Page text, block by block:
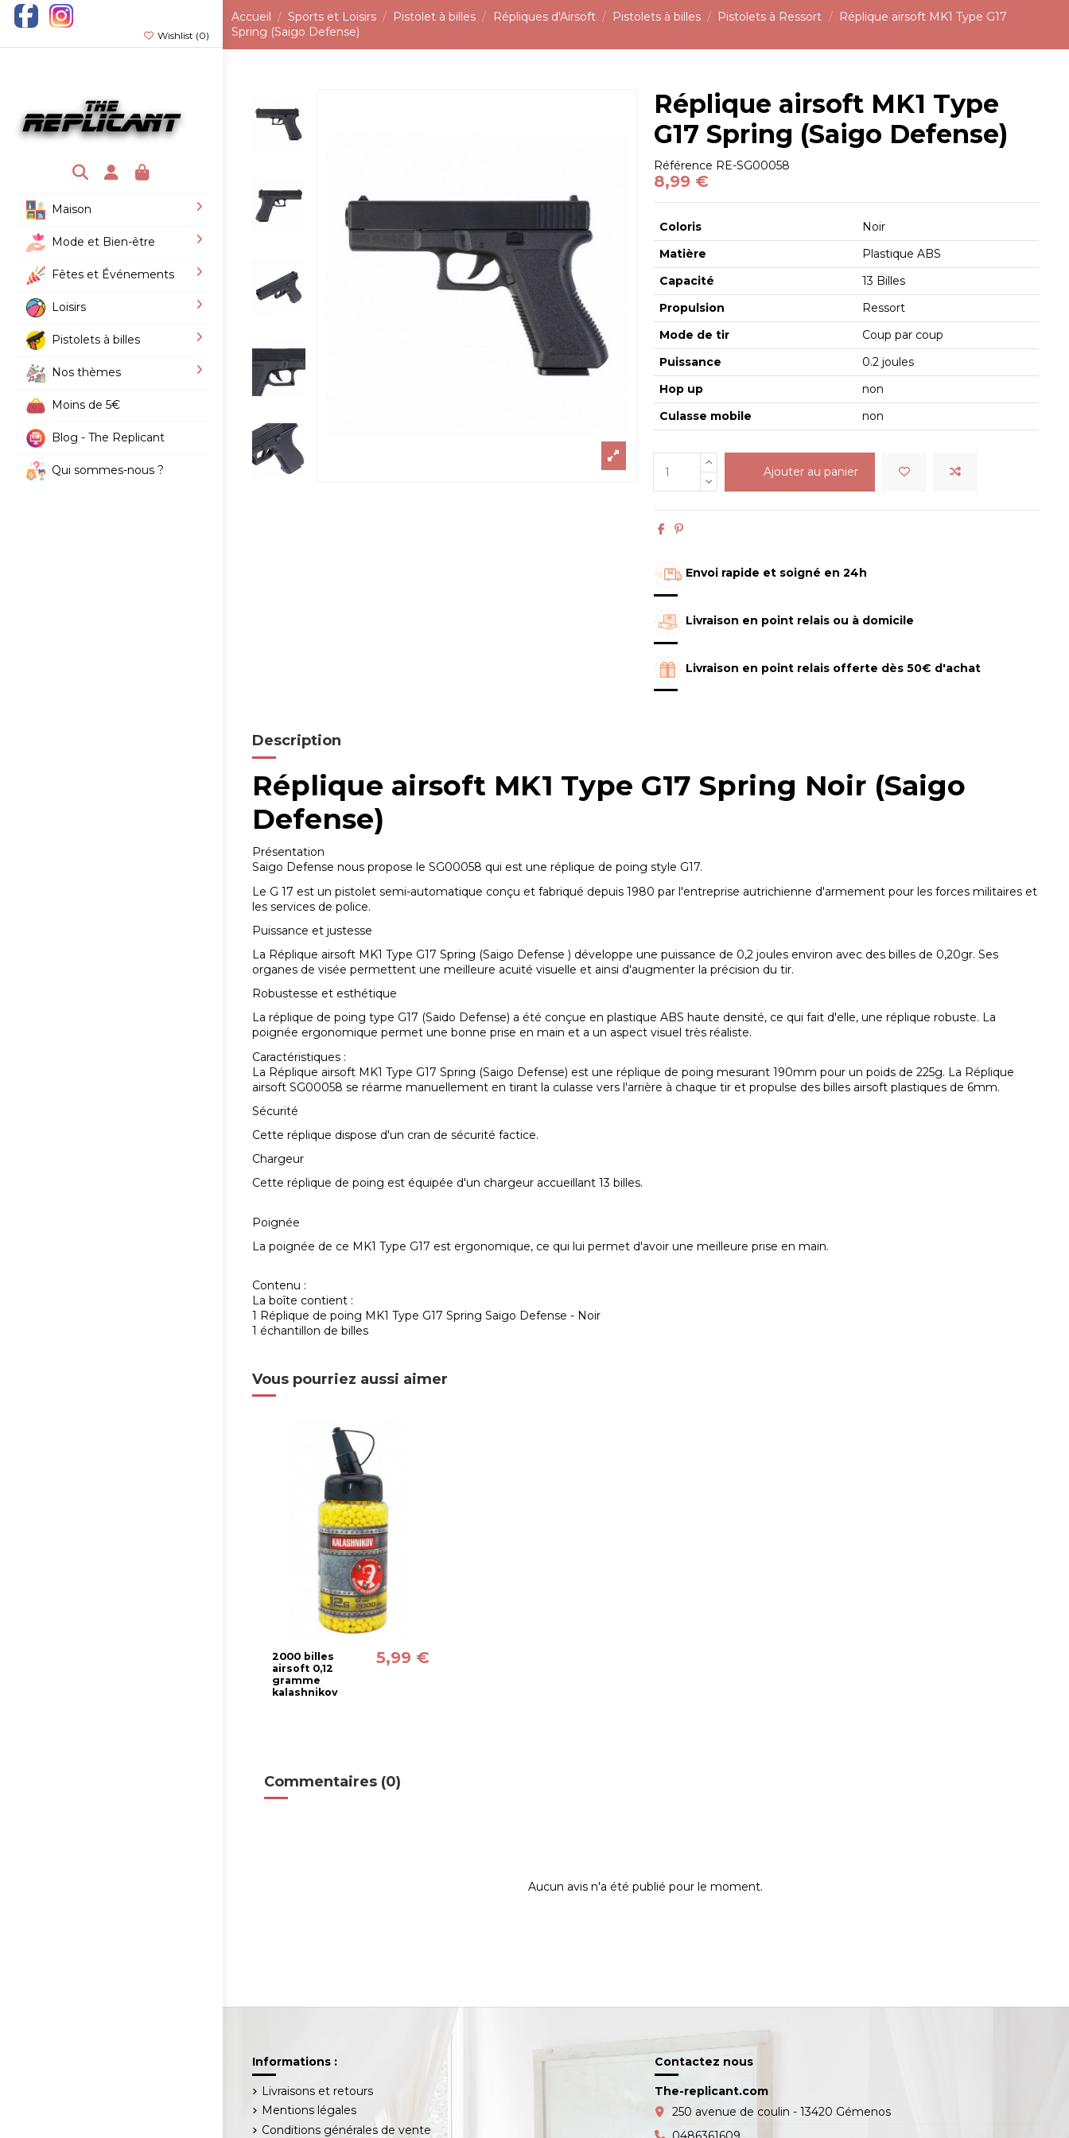
Wishlist (0)
Maison
Mode et Bien-être
Fêtes et Événements
Loisirs
Pistolets à billes
Nos thèmes
Moins de 5€
Blog - The Replicant
Qui sommes-nous ?
Accueil Sports et Loisirs Pistolet à billes Répliques d'Airsoft Pistolets à billes Pistolets à Ressort
Réplique airsoft MK1 Type G17
Spring (Saigo Defense)
Réplique airsoft MK1 Type
G17 Spring (Saigo Defense)
Référence RE-SG00058
8,99 €
Coloris
Noir
Matière
Plastique ABS
Capacité
13 Billes
Propulsion
Ressort
Mode de tir
Coup par coup
Puissance
0.2 joules
Hop up
non
Culasse mobile
non
Ajouter au panier
Envoi rapide et soigné en 24h
Livraison en point relais ou à domicile
Livraison en point relais offerte dès 50€ d'achat
Description
Réplique airsoft MK1 Type G17 Spring Noir (Saigo
Defense)
Présentation
Saigo Defense nous propose le SG00058 qui est une réplique de poing style G17.
Le G 17 est un pistolet semi-automatique conçu et fabriqué depuis 1980 par l'entreprise autrichienne d'armement pour les forces militaires et
les services de police.
Puissance et justesse
La Réplique airsoft MK1 Type G17 Spring (Saigo Defense ) développe une puissance de 0,2 joules environ avec des billes de 0,20gr. Ses
organes de visée permettent une meilleure acuité visuelle et ainsi d'augmenter la précision du tir.
Robustesse et esthétique
La réplique de poing type G17 (Saido Defense) a été conçue en plastique ABS haute densité, ce qui fait d'elle, une réplique robuste. La
poignée ergonomique permet une bonne prise en main et a un aspect visuel très réaliste.
Caractéristiques :
La Réplique airsoft MK1 Type G17 Spring (Saigo Defense) est une réplique de poing mesurant 190mm pour un poids de 225g. La Réplique
airsoft SG00058 se réarme manuellement en tirant la culasse vers l'arrière à chaque tir et propulse des billes airsoft plastiques de 6mm.
Sécurité
Cette réplique dispose d'un cran de sécurité factice.
Chargeur
Cette réplique de poing est équipée d'un chargeur accueillant 13 billes.
Poignée
La poignée de ce MK1 Type G17 est ergonomique, ce qui lui permet d'avoir une meilleure prise en main.
Contenu :
La boîte contient :
1 Réplique de poing MK1 Type G17 Spring Saigo Defense - Noir
1 échantillon de billes
Vous pourriez aussi aimer
2000 billes
airsoft 0,12
gramme
kalashnikov
5,99 €
Commentaires (0)
Aucun avis n'a été publié pour le moment.
Informations :
Livraisons et retours
Mentions légales
Conditions générales de vente
Contactez nous
The-replicant.com
250 avenue de coulin - 13420 Gémenos